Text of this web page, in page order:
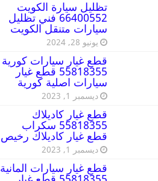
تظليل سيارة الكويت
66400552 فني تظليل
سيارات متنقل الكويت
يونيو 28, 2024
قطع غيار سيارات كورية
55818355 قطع غيار
سيارات اصلية كورية
ديسمبر 1, 2023
قطع غيار كاديلاك
55818355 سكراب
قطع غيار كاديلاك رخيص
ديسمبر 1, 2023
قطع غيار سيارات المانية